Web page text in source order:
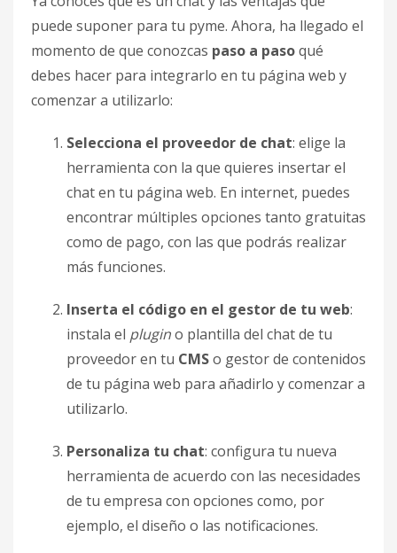
puede suponer para tu pyme. Ahora, ha llegado el
momento de que conozcas paso a pasoqué
debes hacer para integrarlo en tu página web y
comenzar a utilizarlo:
Selecciona el proveedor de chat: elige la
herramienta con la que quieres insertar el
chat en tu página web. En internet, puedes
encontrar múltiples opciones tanto gratuitas
como de pago, con las que podrás realizar
más funciones.
Inserta el código en el gestor de tu web:
instala el plugino plantilla del chat de tu
proveedor en tu CMSo gestor de contenidos
de tu página web para añadirlo y comenzar a
utilizarlo.
Personaliza tu chat: configura tu nueva
herramienta de acuerdo con las necesidades
de tu empresa con opciones como, por
ejemplo, el diseño o las notificaciones.